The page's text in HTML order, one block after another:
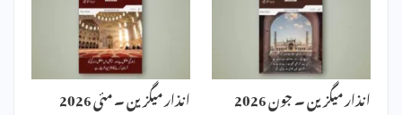
انذار میگزین ۔ جون 2026 انذار میگزین ۔ مئی 2026